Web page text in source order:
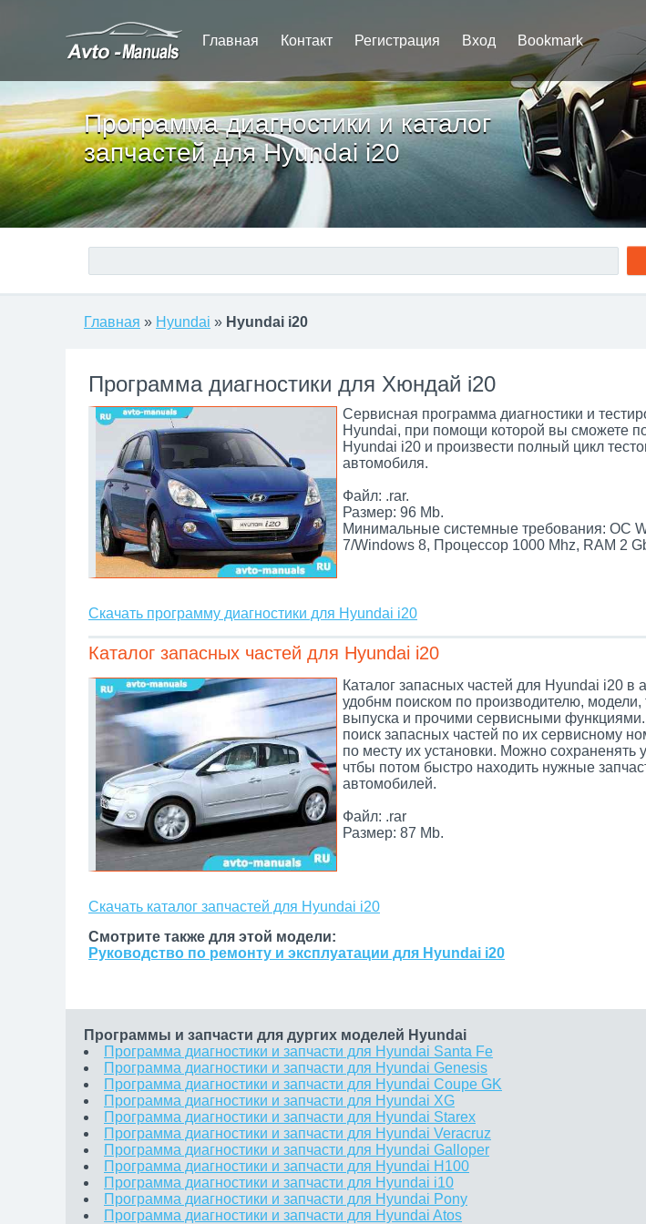
Главная Контакт Регистрация Вход Bookmark
Программа диагностики и каталог
запчастей для Hyundai i20
Главная » Hyundai » Hyundai i20
Программа диагностики для Хюндай i20
Сервисная программа диагностики и
Hyundai, при помощи которой вы сможете
Hyundai i20 и произвести полный цикл
автомобиля.
Файл: .rar.
Размер: 96 Mb.
Минимальные системные требования: ОС
7/Windows 8, Процессор 1000 Mhz, RAM 2
Скачать программу диагностики для Hyundai i20
Каталог запасных частей для Hyundai i20
Каталог запасных частей для Hyundai i20 в
удобнм поиском по производителю, модели,
выпуска и прочими сервисными
поиск запасных частей по их сервисному
по месту их установки. Можно сохраненять
чтбы потом быстро находить нужные
автомобилей.
Файл: .rar
Размер: 87 Mb.
Скачать каталог запчастей для Hyundai i20
Смотрите также для этой модели:
Руководство по ремонту и эксплуатации для Hyundai i20
Программы и запчасти для дургих моделей Hyundai
Программа диагностики и запчасти для Hyundai Santa Fe
Программа диагностики и запчасти для Hyundai Genesis
Программа диагностики и запчасти для Hyundai Coupe GK
Программа диагностики и запчасти для Hyundai XG
Программа диагностики и запчасти для Hyundai Starex
Программа диагностики и запчасти для Hyundai Veracruz
Программа диагностики и запчасти для Hyundai Galloper
Программа диагностики и запчасти для Hyundai H100
Программа диагностики и запчасти для Hyundai i10
Программа диагностики и запчасти для Hyundai Pony
Программа диагностики и запчасти для Hyundai Atos